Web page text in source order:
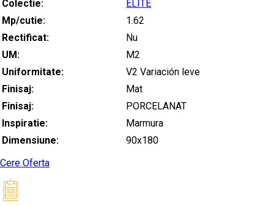
Colectie:
ELITE
Mp/cutie:
1.62
Rectificat:
Nu
UM:
M2
Uniformitate:
V2 Variación leve
Finisaj:
Mat
Finisaj:
PORCELANAT
Inspiratie:
Marmura
Dimensiune:
90x180
Cere Oferta